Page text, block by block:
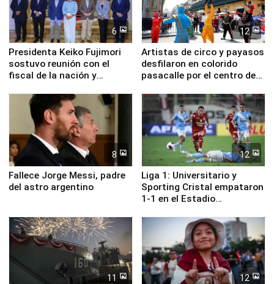
6
Presidenta Keiko Fujimori
sostuvo reunión con el
fiscal de la nación y
12
Artistas de circo y payasos
desfilaron en colorido
pasacalle por el centro de
8
Fallece Jorge Messi, padre
del astro argentino
12
Liga 1: Universitario y
Sporting Cristal empataron
1-1 en el Estadio
11 12